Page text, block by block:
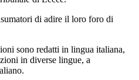
di adire il loro foro di
sono redatti in lingua italiana,
in diverse lingue, a